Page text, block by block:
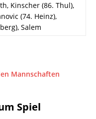
Kinscher (86. Thul),
(74. Heinz),
Salem
Mannschaften
Spiel